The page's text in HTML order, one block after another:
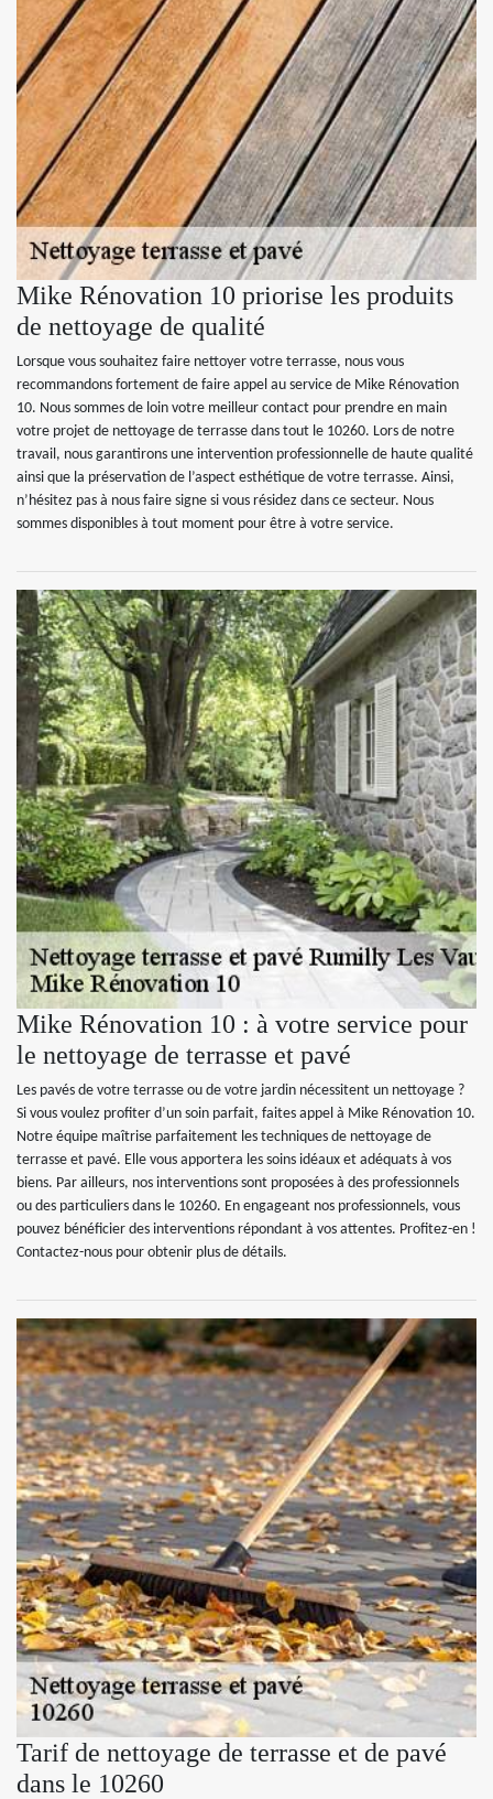
Mike Rénovation 10 priorise les produits
de nettoyage de qualité
Lorsque vous souhaitez faire nettoyer votre terrasse, nous vous
recommandons fortement de faire appel au service de Mike Rénovation
10. Nous sommes de loin votre meilleur contact pour prendre en main
votre projet de nettoyage de terrasse dans tout le 10260. Lors de notre
travail, nous garantirons une intervention professionnelle de haute qualité
ainsi que la préservation de l’aspect esthétique de votre terrasse. Ainsi,
n’hésitez pas à nous faire signe si vous résidez dans ce secteur. Nous
sommes disponibles à tout moment pour être à votre service.
Mike Rénovation 10 : à votre service pour
le nettoyage de terrasse et pavé
Les pavés de votre terrasse ou de votre jardin nécessitent un nettoyage ?
Si vous voulez profiter d’un soin parfait, faites appel à Mike Rénovation 10.
Notre équipe maîtrise parfaitement les techniques de nettoyage de
terrasse et pavé. Elle vous apportera les soins idéaux et adéquats à vos
biens. Par ailleurs, nos interventions sont proposées à des professionnels
ou des particuliers dans le 10260. En engageant nos professionnels, vous
pouvez bénéficier des interventions répondant à vos attentes. Profitez-en !
Contactez-nous pour obtenir plus de détails.
Tarif de nettoyage de terrasse et de pavé
dans le 10260